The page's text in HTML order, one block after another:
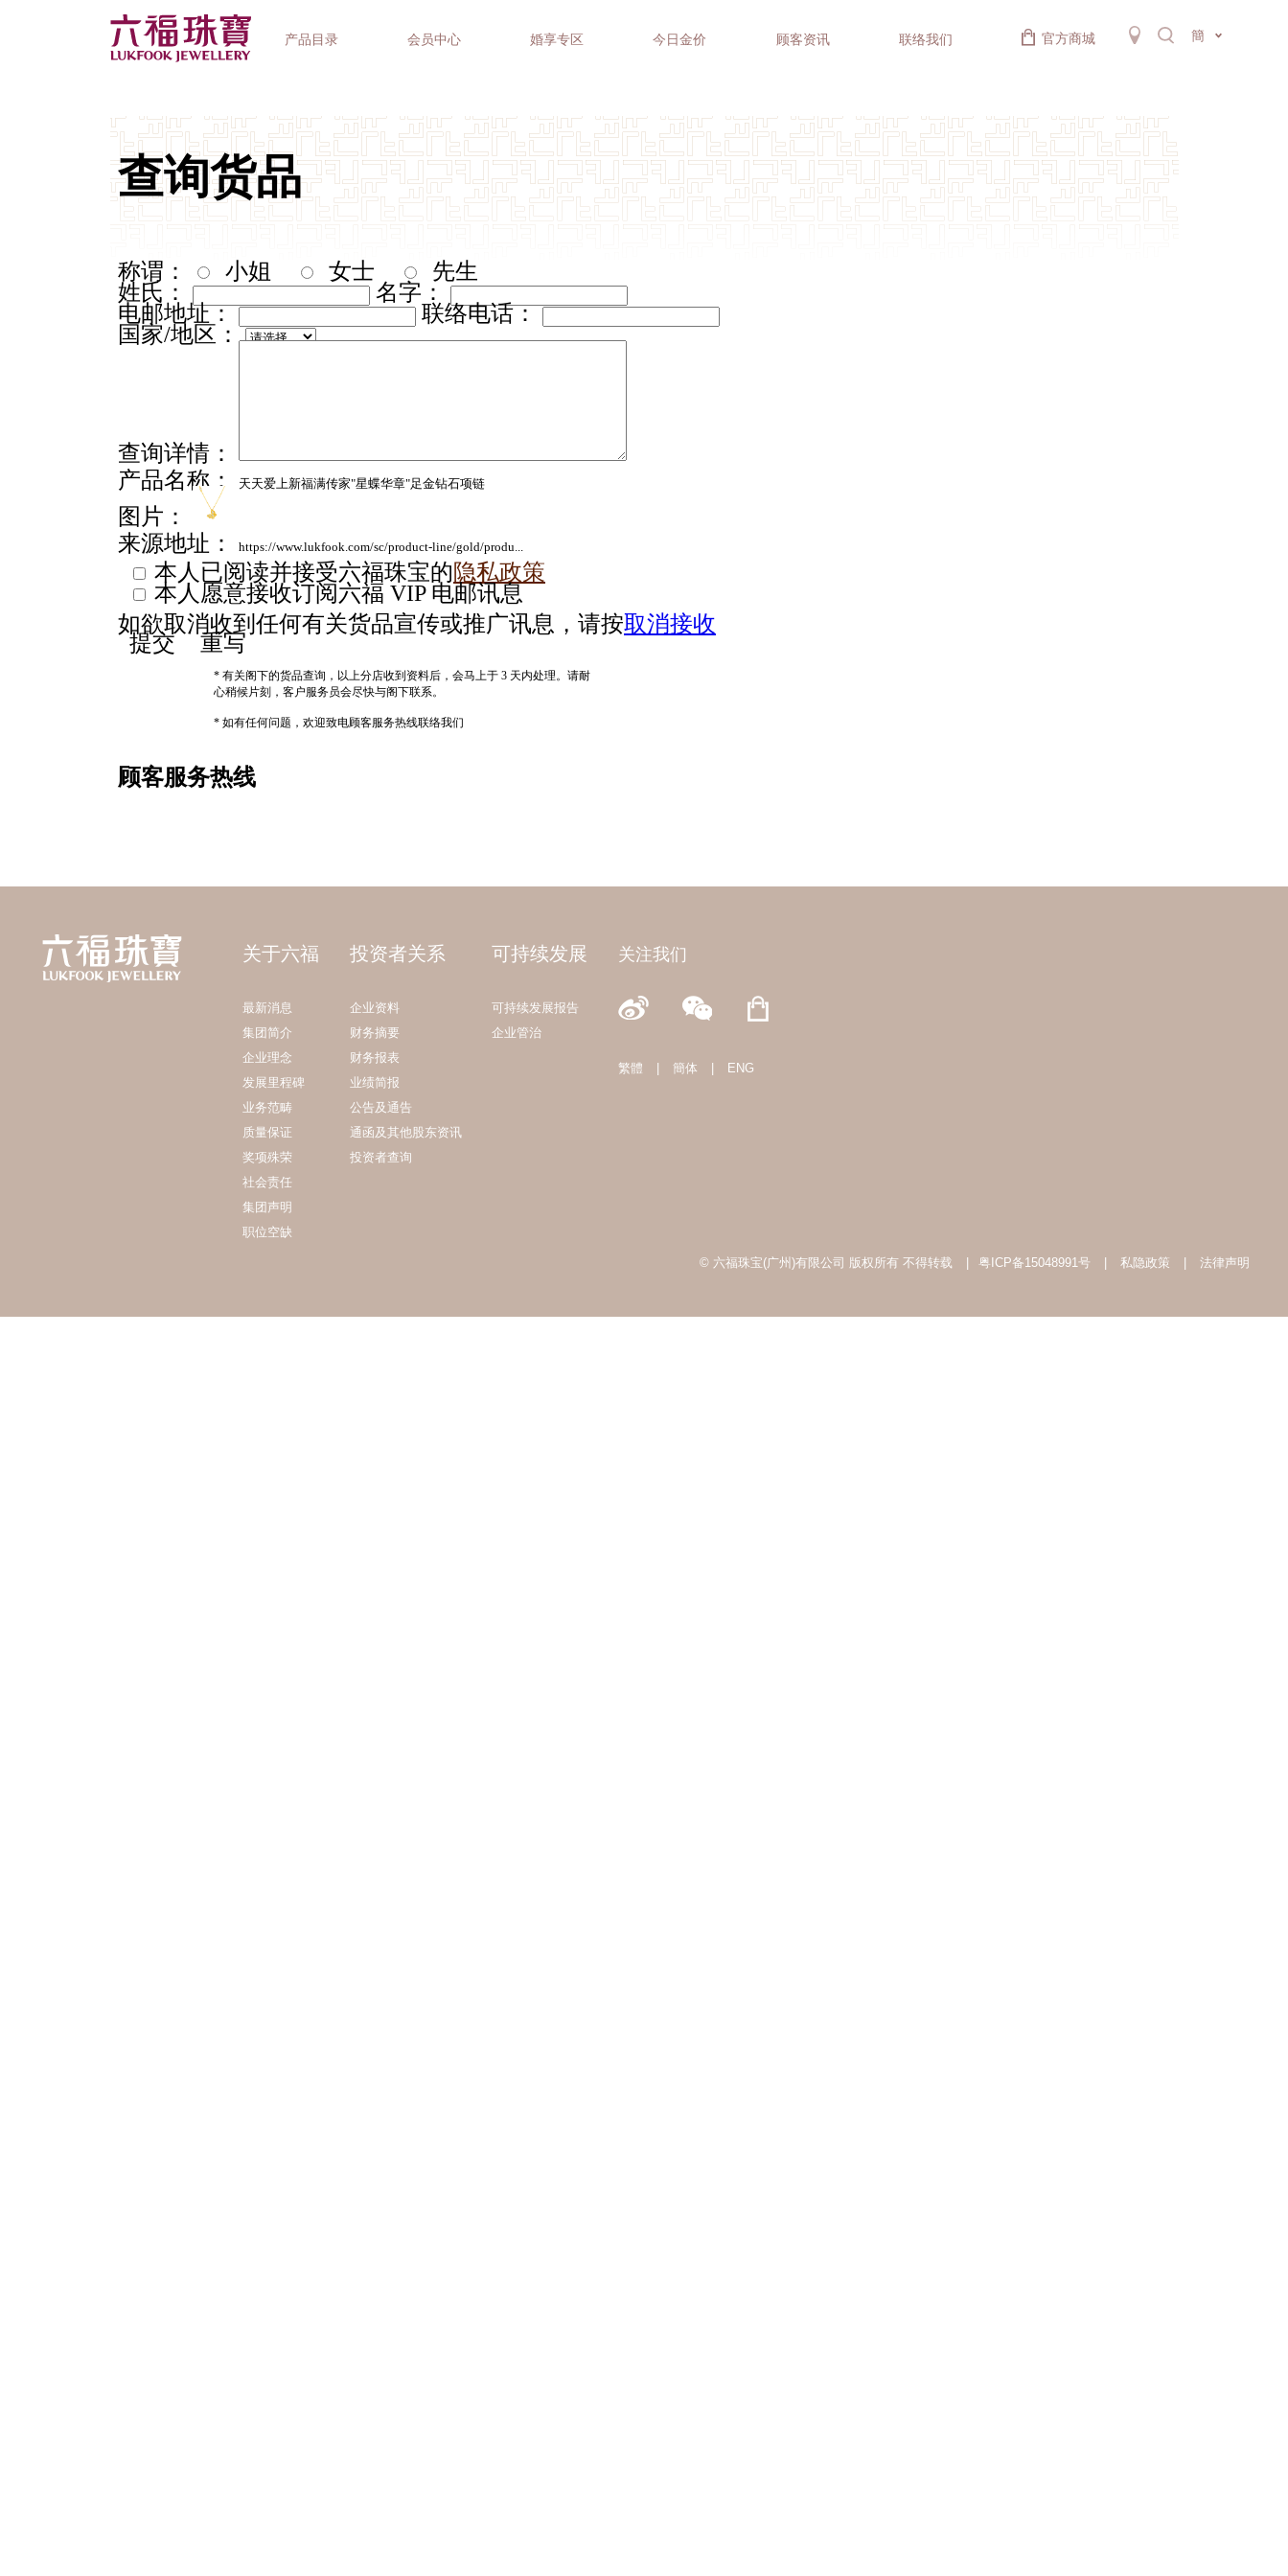
产品目录 会员中心 婚享专区 今日金价 顾客资讯 联络我们 官方商城 簡
钟表品牌 精选礼品
关于六福
最新消息
集团简介
企业理念
发展里程碑
业务范畴
质量保证
奖项殊荣
社会责任
集团声明
职位空缺
投资者关系
企业资料
财务摘要
财务报表
业绩简报
公告及通告
通函及其他股东资讯
投资者查询
可持续发展
可持续发展报告
企业管治
关注我们
繁體 簡体 ENG
© 六福珠宝(广州)有限公司 版权所有 不得转载 粤ICP备15048991号 私隐政策 法律声明